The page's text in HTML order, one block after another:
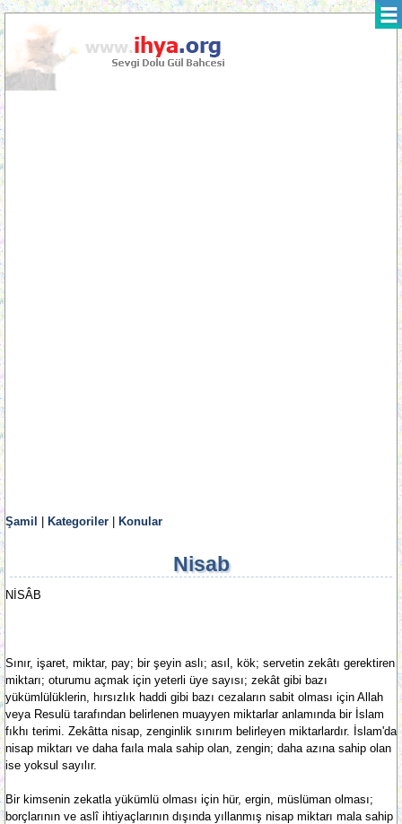
Şamil Kategoriler Konular
Nisab
NİSÂB
Sınır, işaret, miktar, pay; bir şeyin aslı; asıl, kök; servetin zekâtı gerektiren
miktarı; oturumu açmak için yeterli üye sayısı; zekât gibi bazı
yükümlülüklerin, hırsızlık haddi gibi bazı cezaların sabit olması için Allah
veya Resulü tarafından belirlenen muayyen miktarlar anlamında bir İslam
fıkhı terimi. Zekâtta nisap, zenginlik sınırım belirleyen miktarlardır. İslam'da
nisap miktarı ve daha faıla mala sahip olan, zengin; daha azına sahip olan
ise yoksul sayılır.
Bir kimsenin zekatla yükümlü olması için hür, ergin, müslüman olması;
borçlarının ve aslî ihtiyaçlarının dışında yıllanmış nisap miktarı mala sahip